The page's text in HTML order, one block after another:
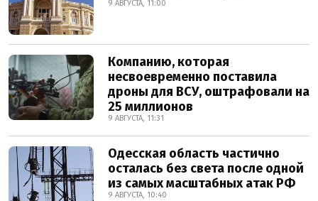
9 АВГУСТА, 11:00
Компанию, которая
несвоевременно поставила
дроны для ВСУ, оштрафовали на
25 миллионов
9 АВГУСТА, 11:31
Одесская область частично
осталась без света после одной
из самых масштабных атак РФ
9 АВГУСТА, 10:40